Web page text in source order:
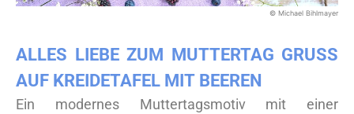
© Michael Bihlmayer
ALLES LIEBE ZUM MUTTERTAG GRUSS A
UF KREIDETAFEL MIT BEEREN
Ein modernes Muttertagsmotiv mit einer